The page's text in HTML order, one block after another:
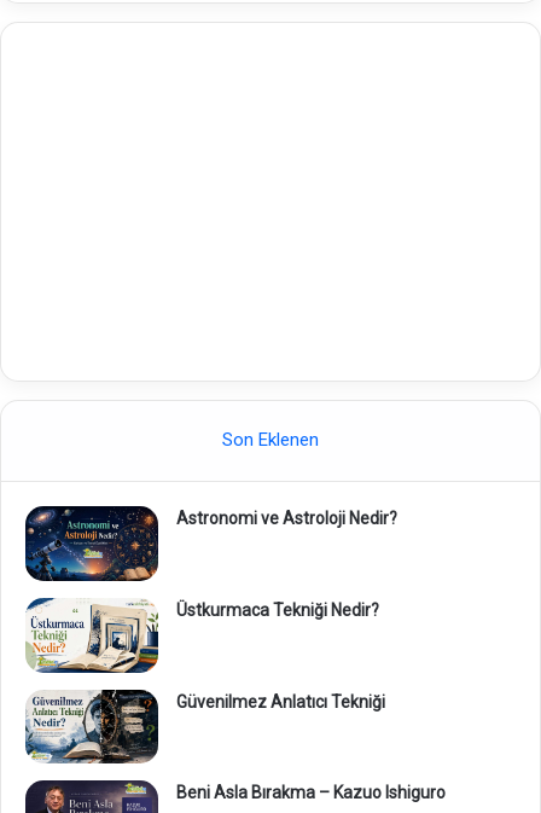
Son Eklenen
Astronomi ve Astroloji Nedir?
Üstkurmaca Tekniği Nedir?
Güvenilmez Anlatıcı Tekniği
Beni Asla Bırakma – Kazuo Ishiguro